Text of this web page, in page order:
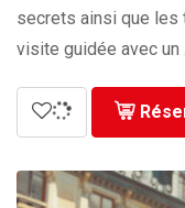
secrets ainsi que les
visite guidée avec un